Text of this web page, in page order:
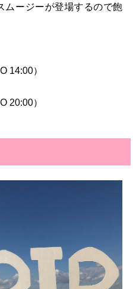
ムージーが登場するので飽
）
20:00）